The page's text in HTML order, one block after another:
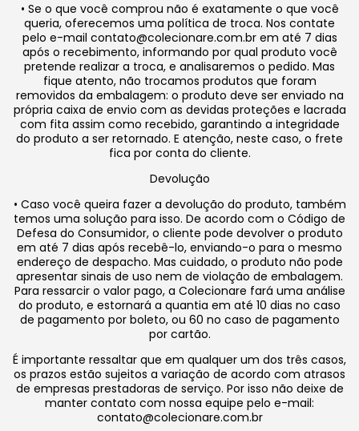
• Se o que você comprou não é exatamente o que você
queria, oferecemos uma política de troca. Nos contate
pelo e-mail contato@colecionare.com.brem até 7 dias
após o recebimento, informando por qual produto você
pretende realizar a troca, e analisaremos o pedido. Mas
fique atento, não trocamos produtos que foram
removidos da embalagem: o produto deve ser enviado na
própria caixa de envio com as devidas proteções e lacrada
com fita assim como recebido, garantindo a integridade
do produto a ser retornado. E atenção, neste caso, o frete
fica por conta do cliente.
Devolução
• Caso você queira fazer a devolução do produto, também
temos uma solução para isso. De acordo com o Código de
Defesa do Consumidor, o cliente pode devolver o produto
em até 7 dias após recebê-lo, enviando-o para o mesmo
endereço de despacho. Mas cuidado, o produto não pode
apresentar sinais de uso nem de violação de embalagem.
Para ressarcir o valor pago, a Colecionare fará uma análise
do produto, e estornará a quantia em até 10 dias no caso
de pagamento por boleto, ou 60 no caso de pagamento
por cartão.
É importante ressaltar que em qualquer um dos três casos,
os prazos estão sujeitos a variação de acordo com atrasos
de empresas prestadoras de serviço. Por isso não deixe de
manter contato com nossa equipe pelo e-mail:
contato@colecionare.com.br